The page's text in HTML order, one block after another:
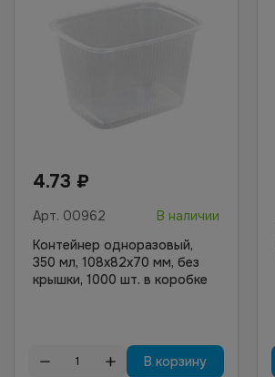
4.73 ₽
Арт. 00962
В наличии
Контейнер одноразовый,
350 мл, 108х82х70 мм, без
крышки, 1000 шт. в коробке
В корзину